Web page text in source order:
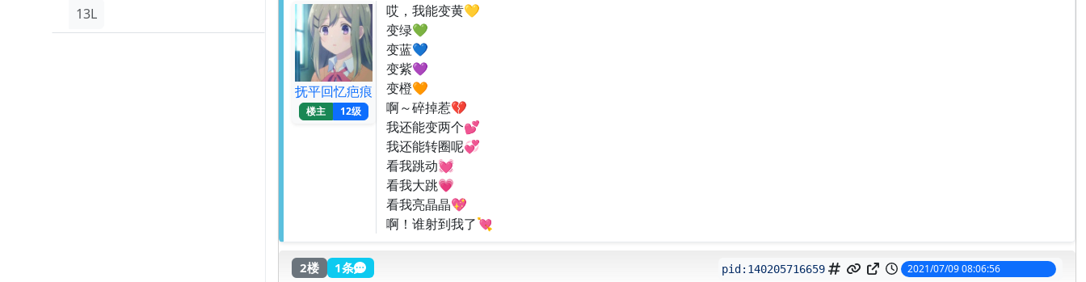
13L
抚平回忆疤痕
楼主 12级
哎，我能变黄💛
变绿💚
变蓝💙
变紫💜
变橙🧡
啊～碎掉惹💔
我还能变两个💕
我还能转圈呢💞
看我跳动💓
看我大跳💗
看我亮晶晶💖
啊！谁射到我了💘
2楼 1条 pid: 140205716659 2021/07/09 08:06:56